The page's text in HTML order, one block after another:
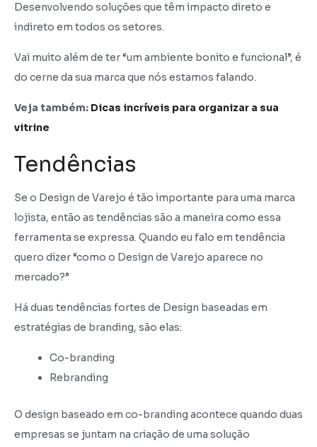
Desenvolvendo soluções que têm impacto direto e
indireto em todos os setores.
Vai muito além de ter “um ambiente bonito e funcional”, é
do cerne da sua marca que nós estamos falando.
Veja também: Dicas incríveis para organizar a sua
vitrine
Tendências
Se o Design de Varejo é tão importante para uma marca
lojista, então as tendências são a maneira como essa
ferramenta se expressa. Quando eu falo em tendência
quero dizer “como o Design de Varejo aparece no
mercado?”
Há duas tendências fortes de Design baseadas em
estratégias de branding, são elas:
Co-branding
Rebranding
O design baseado em co-branding acontece quando duas
empresas se juntam na criação de uma solução